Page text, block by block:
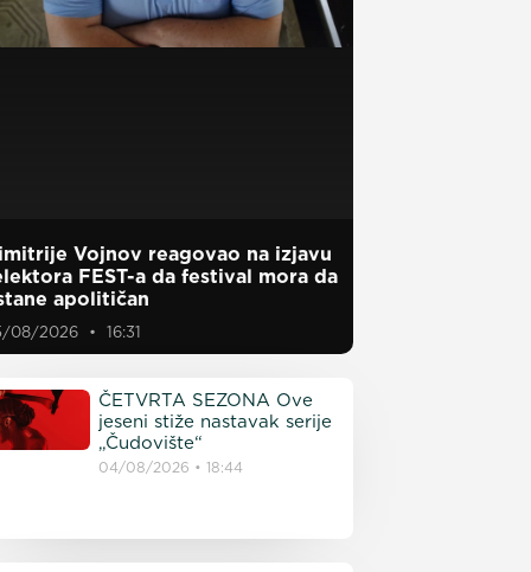
Vojnov reagovao na izjavu
FEST-a da festival mora da
apolitičan
08/2026 16:31
ČETVRTA SEZONA Ove
jeseni stiže nastavak serije
„Čudovište“
04/08/2026 18:44